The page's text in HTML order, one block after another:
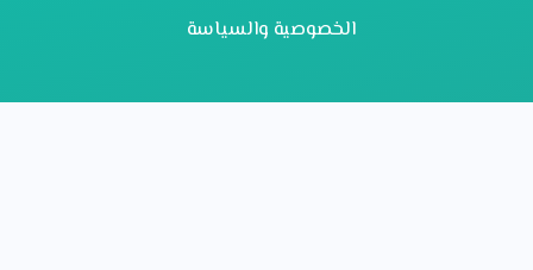
الخصوصية والسياسة